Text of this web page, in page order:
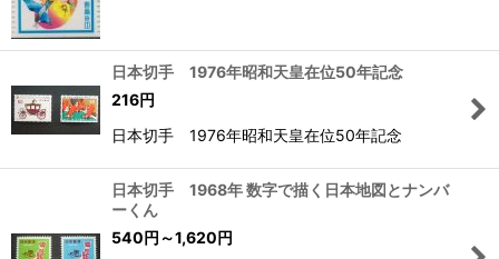
日本切手 1976年昭和天皇在位50年記念
216円
日本切手 1976年昭和天皇在位50年記念
日本切手 1968年 数字で描く日本地図とナンバ
ーくん
540円 ～1,620円